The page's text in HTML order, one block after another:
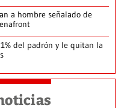
a hombre señalado de
del padrón y le quitan la